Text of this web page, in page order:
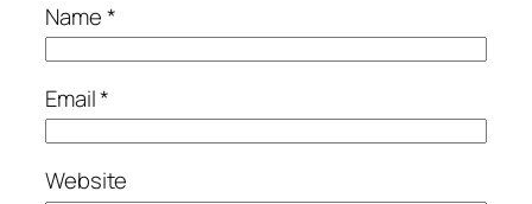
Name*
Email*
Website